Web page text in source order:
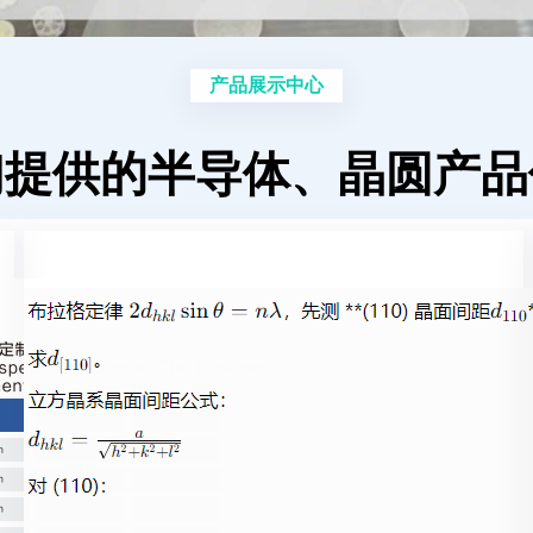
产品展示中心
供的半导体、晶圆产